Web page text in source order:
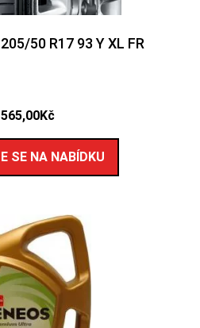
50 R17 93 Y XL FR
Kč
SE NA NABÍDKU